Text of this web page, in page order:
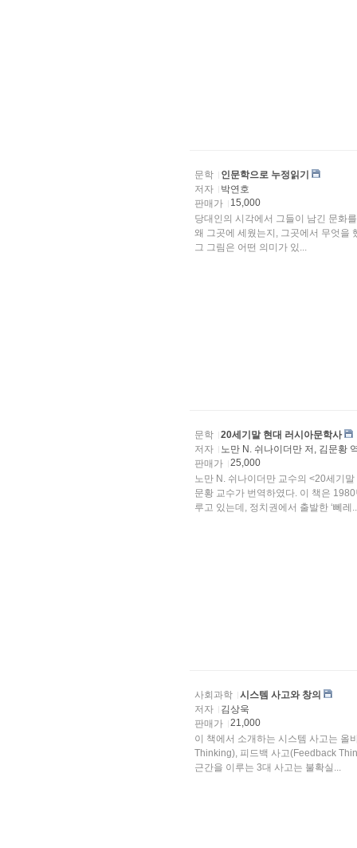
문학
인문학으로 누정읽기
저자
박연호
판매가
15,000
당대인의 시각에서 그들이 남긴 문화
왜 그곳에 세웠는지, 그곳에서 무엇을
그 그림은 어떤 의미가 있...
문학
20세기말 현대 러시아문학사
저자
노만 N. 쉬나이더만 저, 김문황
판매가
25,000
노만 N. 쉬나이더만 교수의 <20세기
문황 교수가 번역하였다. 이 책은
루고 있는데, 정치권에서 출발한 ‘뻬레
사회과학
시스템 사고와 창의
저자
김상욱
판매가
21,000
이 책에서 소개하는 시스템 사고는 올
Thinking), 피드백 사고(Feedback
근간을 이루는 3대 사고는 불확실...